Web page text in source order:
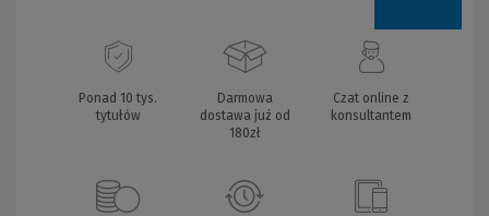
Ponad 10 tys.
tytułów
Darmowa
dostawa już od
180zł
Czat online z
konsultantem